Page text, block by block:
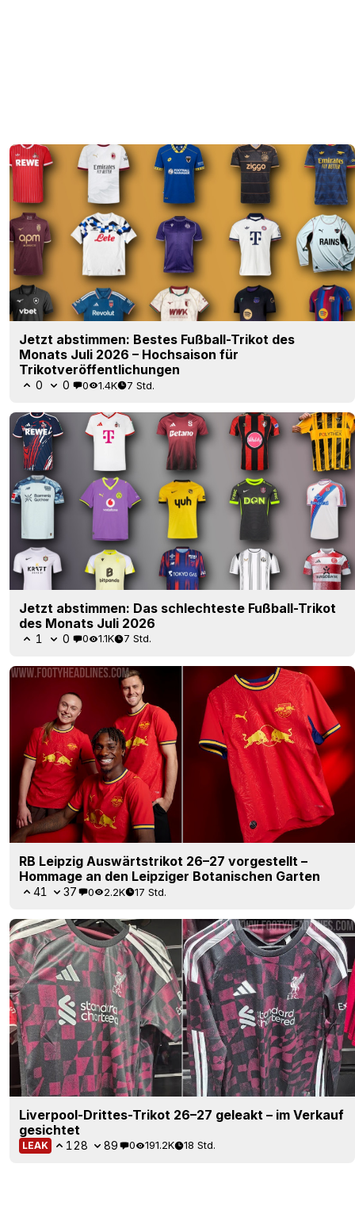
Jetzt abstimmen: Bestes Fußball-Trikot des
Monats Juli 2026 – Hochsaison für
Trikotveröffentlichungen
0 0 0 1.4K 7 Std.
Jetzt abstimmen: Das schlechteste Fußball-Trikot
des Monats Juli 2026
1 0 0 1.1K 7 Std.
RB Leipzig Auswärtstrikot 26–27 vorgestellt –
Hommage an den Leipziger Botanischen Garten
41 37 0 2.2K 17 Std.
Liverpool-Drittes-Trikot 26–27 geleakt – im Verkauf
gesichtet
LEAK 128 89 0 191.2K 18 Std.